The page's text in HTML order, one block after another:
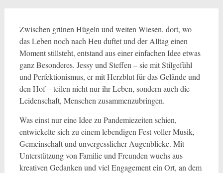
Zwischen grünen Hügeln und weiten Wiesen, dort, wo
das Leben noch nach Heu duftet und der Alltag einen
Moment stillsteht, entstand aus einer einfachen Idee etwas
ganz Besonderes. Jessy und Steffen – sie mit Stilgefühl
und Perfektionismus, er mit Herzblut für das Gelände und
den Hof – teilen nicht nur ihr Leben, sondern auch die
Leidenschaft, Menschen zusammenzubringen.
Was einst nur eine Idee zu Pandemiezeiten schien,
entwickelte sich zu einem lebendigen Fest voller Musik,
Gemeinschaft und unvergesslicher Augenblicke. Mit
Unterstützung von Familie und Freunden wuchs aus
kreativen Gedanken und viel Engagement ein Ort, an dem